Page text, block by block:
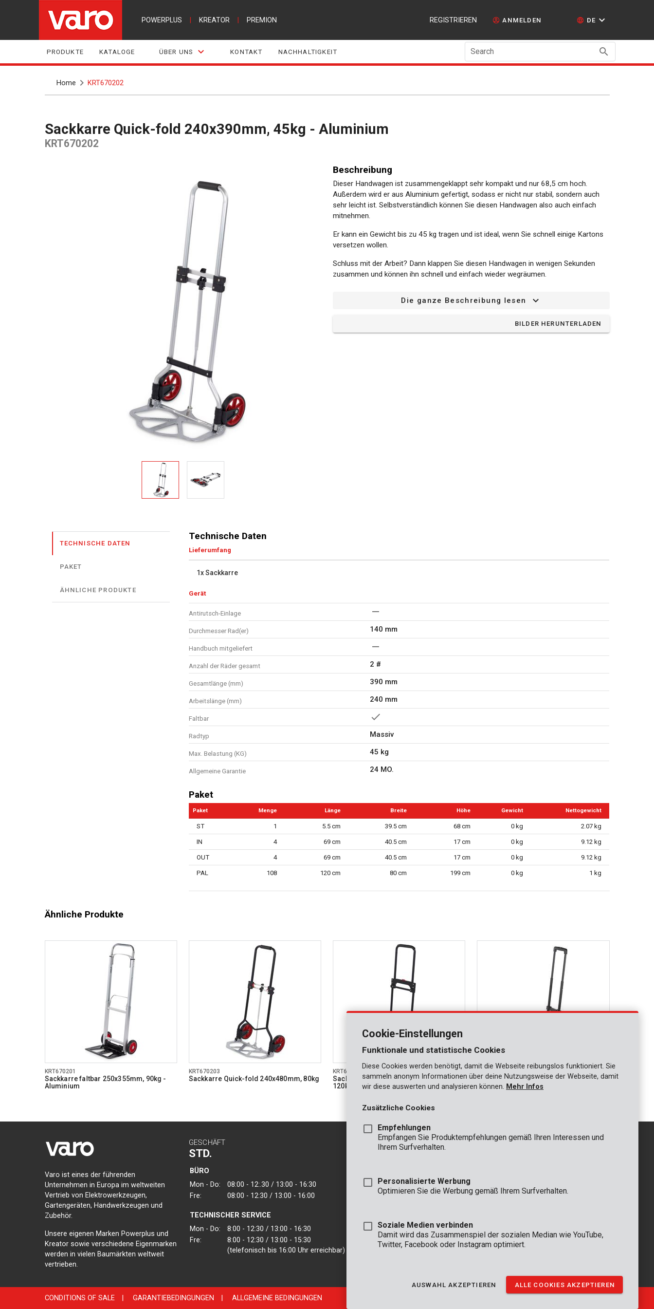
POWERPLUS KREATOR PREMION REGISTRIEREN ANMELDEN DE
PRODUKTE KATALOGE ÜBER UNS KONTAKT NACHHALTIGKEIT Search
Home KRT670202
Sackkarre Quick-fold 240x390mm, 45kg - Aluminium
KRT670202
Beschreibung
Dieser Handwagen ist zusammengeklappt sehr kompakt und nur 68,5 cm hoch.
Außerdem wird er aus Aluminium gefertigt, sodass er nicht nur stabil, sondern auch
sehr leicht ist. Selbstverständlich können Sie diesen Handwagen also auch einfach
mitnehmen.
Er kann ein Gewicht bis zu 45 kg tragen und ist ideal, wenn Sie schnell einige Kartons
versetzen wollen.
Schluss mit der Arbeit? Dann klappen Sie diesen Handwagen in wenigen Sekunden
zusammen und können ihn schnell und einfach wieder wegräumen.
Die ganze Beschreibung lesen
BILDER HERUNTERLADEN
TECHNISCHE DATEN
PAKET
ÄHNLICHE PRODUKTE
Technische Daten
Lieferumfang
1x Sackkarre
Gerät
Antirutsch-Einlage
Durchmesser Rad(er) 140 mm
Handbuch mitgeliefert
Anzahl der Räder gesamt 2 #
Gesamtlänge (mm) 390 mm
Arbeitslänge (mm) 240 mm
Faltbar
Radtyp Massiv
Max. Belastung (KG) 45 kg
Allgemeine Garantie 24 MO.
Paket
Paket Menge Länge Breite Höhe Gewicht Nettogewicht
ST 1 5.5 cm 39.5 cm 68 cm 0 kg 2.07 kg
IN 4 69 cm 40.5 cm 17 cm 0 kg 9.12 kg
OUT 4 69 cm 40.5 cm 17 cm 0 kg 9.12 kg
PAL 108 120 cm 80 cm 199 cm 0 kg 1 kg
Ähnliche Produkte
KRT670201
Sackkarre faltbar 250x355mm, 90kg -
Aluminium
KRT670203
Sackkarre Quick-fold 240x480mm, 80kg
KRT670204
Sackkarre Quick-fold 350x485mm,
120kg
Sackkarre 315x250mm, 40kg
Varo ist eines der führenden
Unternehmen in Europa im weltweiten
Vertrieb von Elektrowerkzeugen,
Gartengeräten, Handwerkzeugen und
Zubehör.
Unsere eigenen Marken Powerplus und
Kreator sowie verschiedene Eigenmarken
werden in vielen Baumärkten weltweit
vertrieben.
GESCHÄFT
STD.
BÜRO
Mon - Do:
08:00 - 12:.30 / 13:00 - 16:30
Fre:
08:00 - 12:30 / 13:00 - 16:00
TECHNISCHER SERVICE
Mon - Do:
8:00 - 12:30 / 13:00 - 16:30
Fre:
8:00 - 12:30 / 13:00 - 15:30
(telefonisch bis 16:00 Uhr erreichbar)
KONTAKT
INFO
VARO - Vic. Van Rompuy nv
Joseph Van Instraat 9
VARO IBERICA
+32 (0)3 292 92 92
support@varo.com
CONDITIONS OF SALE GARANTIEBEDINGUNGEN ALLGEMEINE BEDINGUNGEN
Cookie-Einstellungen
Funktionale und statistische Cookies
Diese Cookies werden benötigt, damit die Webseite reibungslos funktioniert. Sie
sammeln anonym Informationen über deine Nutzungsweise der Webseite, damit
wir diese auswerten und analysieren können. Mehr Infos
Zusätzliche Cookies
Empfehlungen
Empfangen Sie Produktempfehlungen gemäß Ihren Interessen und
Ihrem Surfverhalten.
Personalisierte Werbung
Optimieren Sie die Werbung gemäß Ihrem Surfverhalten.
Soziale Medien verbinden
Damit wird das Zusammenspiel der sozialen Median wie YouTube,
Twitter, Facebook oder Instagram optimiert.
AUSWAHL AKZEPTIEREN ALLE COOKIES AKZEPTIEREN